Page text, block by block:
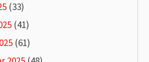
(33)
(41)
(61)